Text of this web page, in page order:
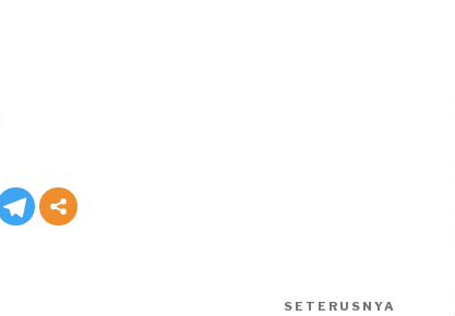
SETERUSNYA